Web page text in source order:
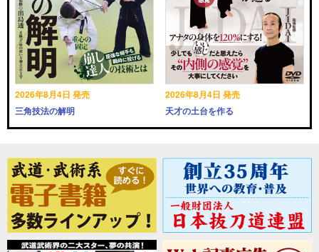
2026年8月4日 発売
三角技法の解明
2026年8月4日 発売
天才の土台を作る